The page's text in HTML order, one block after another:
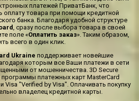
платежей ПриватБанк, что
оплату товара при помощи кредитной
банка. Благодаря удобной структуре
, сразу после выбора товара в своей
поле «Оплатить заказ». Таким образом,
всего в один клик.
Ukraine поддерживает новейшие
которым все Ваши платежи в сети
от мошенничества. 3D Secure
платежных карт MasterCard
Visa "Verified by Visa". Оплачивать покупку
владелец кредитной карты.